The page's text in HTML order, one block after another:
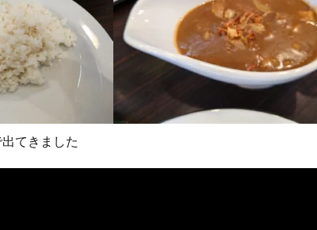
てきました